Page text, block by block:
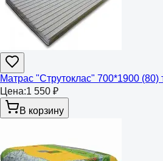
Матрас "Струтоклас" 700*1900 (80)
Цена:1 550 ₽
В корзину